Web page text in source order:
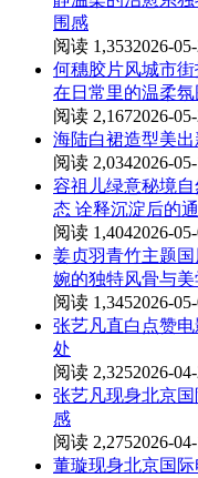
围感
阅读 1,3532026-
何穗胶片风城市
在日常里的温柔
阅读 2,1672026-05-
海陆白裙造型美
阅读 2,0342026-
容祖儿绿意秘境
态 诠释沉淀后的
阅读 1,4042026-
姜贞羽青竹主题
婉的独特风骨与
阅读 1,3452026-
张艺凡直白点赞
处
阅读 2,3252026-
张艺凡现身北京
感
阅读 2,2752026-
董璇现身北京国